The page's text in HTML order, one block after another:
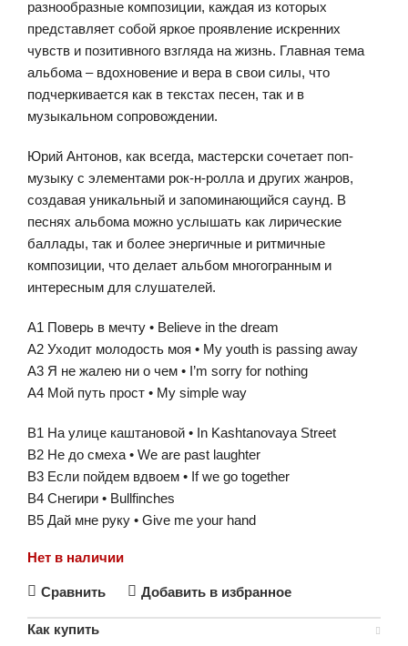
разнообразные композиции, каждая из которых
представляет собой яркое проявление искренних
чувств и позитивного взгляда на жизнь. Главная тема
альбома – вдохновение и вера в свои силы, что
подчеркивается как в текстах песен, так и в
музыкальном сопровождении.
Юрий Антонов, как всегда, мастерски сочетает поп-
музыку с элементами рок-н-ролла и других жанров,
создавая уникальный и запоминающийся саунд. В
песнях альбома можно услышать как лирические
баллады, так и более энергичные и ритмичные
композиции, что делает альбом многогранным и
интересным для слушателей.
A1 Поверь в мечту • Believe in the dream
A2 Уходит молодость моя • My youth is passing away
A3 Я не жалею ни о чем • I’m sorry for nothing
A4 Мой путь прост • My simple way
B1 На улице каштановой • In Kashtanovaya Street
B2 Не до смеха • We are past laughter
B3 Если пойдем вдвоем • If we go together
B4 Снегири • Bullfinches
B5 Дай мне руку • Give me your hand
Нет в наличии
Сравнить Добавить в избранное
Как купить